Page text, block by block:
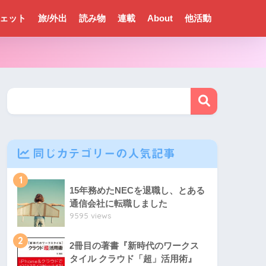
ット 旅/外出 読み物 連載 About 他活動
同じカテゴリーの人気記事
1
15年務めたNECを退職し、とある
通信会社に転職しました
9595 views
2
2冊目の著書『新時代のワークス
タイル クラウド「超」活用術』